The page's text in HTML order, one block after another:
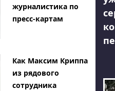
журналистика по
пресс-картам
Как Максим Криппа
из рядового
сотрудника